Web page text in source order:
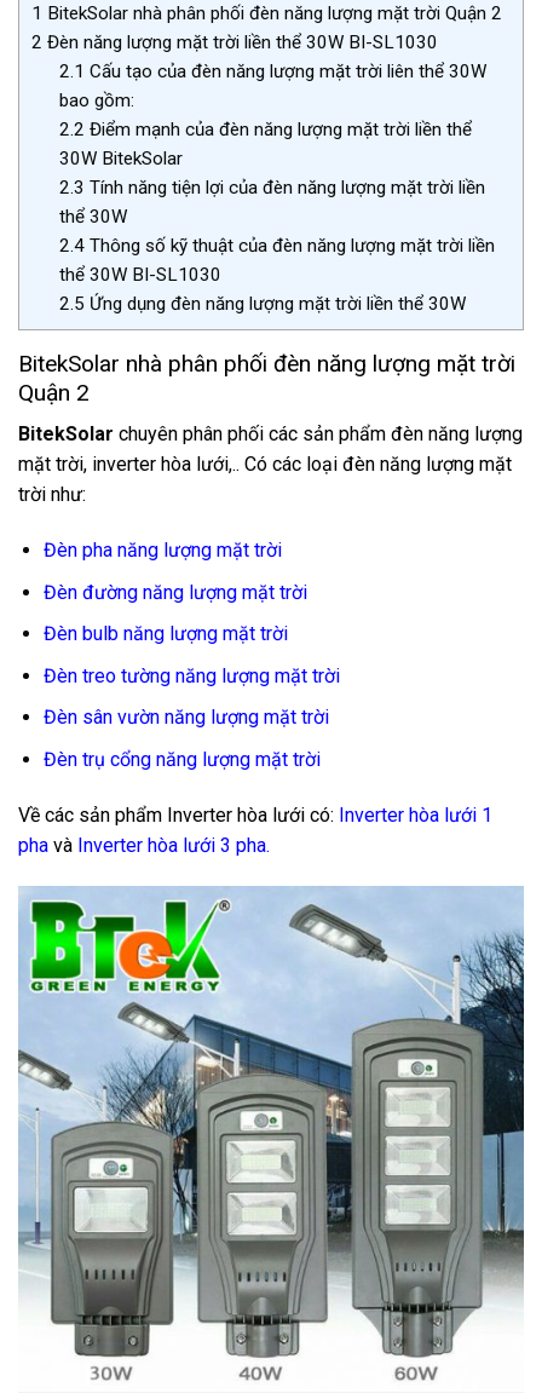
1 BitekSolar nhà phân phối đèn năng lượng mặt trời Quận 2
2 Đèn năng lượng mặt trời liền thể 30W BI-SL1030
2.1 Cấu tạo của đèn năng lượng mặt trời liên thể 30W
bao gồm:
2.2 Điểm mạnh của đèn năng lượng mặt trời liền thể
30W BitekSolar
2.3 Tính năng tiện lợi của đèn năng lượng mặt trời liền
thể 30W
2.4Thông số kỹ thuật của đèn năng lượng mặt trời liền
thể 30W BI-SL1030
2.5 Ứng dụng đèn năng lượng mặt trời liền thể 30W
BitekSolar nhà phân phối đèn năng lượng mặt trời
Quận 2
BitekSolar chuyên phân phối các sản phẩm đèn năng lượng
mặt trời, inverter hòa lưới,.. Có các loại đèn năng lượng mặt
trời như:
Đèn pha năng lượng mặt trời
Đèn đường năng lượng mặt trời
Đèn bulb năng lượng mặt trời
Đèn treo tường năng lượng mặt trời
Đèn sân vườn năng lượng mặt trời
Đèn trụ cổng năng lượng mặt trời
Về các sản phẩm Inverter hòa lưới có: Inverter hòa lưới 1
pha và Inverter hòa lưới 3 pha.